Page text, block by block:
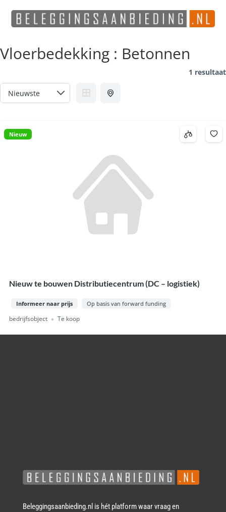
Vloerbedekking : Betonnen
1 resultaat
Nieuw
Nieuw te bouwen Distributiecentrum (DC – logistiek)
Informeer naar prijs Op basis van forward funding
bedrijfsobject Te koop
Beleggingsaanbieding.nl is hét platform waar vraag en